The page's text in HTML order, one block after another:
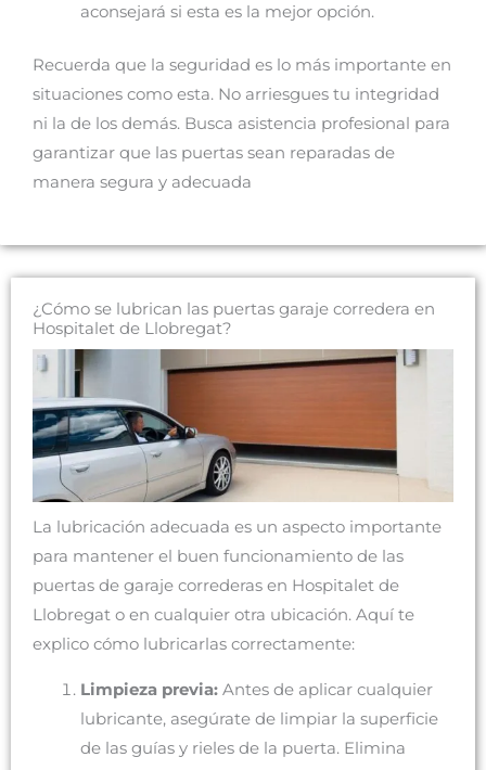
aconsejará si esta es la mejor opción.
Recuerda que la seguridad es lo más importante en
situaciones como esta. No arriesgues tu integridad
ni la de los demás. Busca asistencia profesional para
garantizar que las puertas sean reparadas de
manera segura y adecuada
¿Cómo se lubrican las puertas garaje corredera en
Hospitalet de Llobregat?
La lubricación adecuada es un aspecto importante
para mantener el buen funcionamiento de las
puertas de garaje correderas en Hospitalet de
Llobregat o en cualquier otra ubicación. Aquí te
explico cómo lubricarlas correctamente:
Limpieza previa:Antes de aplicar cualquier
lubricante, asegúrate de limpiar la superficie
de las guías y rieles de la puerta. Elimina